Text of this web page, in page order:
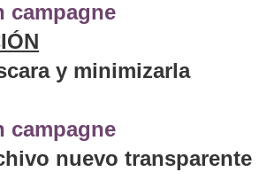
y minimizarla
nuevo transparente